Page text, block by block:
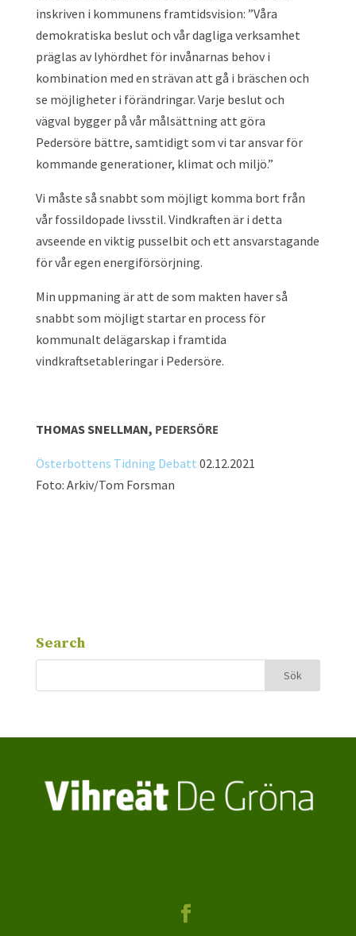
inskriven i kommunens framtidsvision: ”Våra
demokratiska beslut och vår dagliga verksamhet
präglas av lyhördhet för invånarnas behov i
kombination med en strävan att gå i bräschen och
se möjligheter i förändringar. Varje beslut och
vägval bygger på vår målsättning att göra
Pedersöre bättre, samtidigt som vi tar ansvar för
kommande generationer, klimat och miljö.”
Vi måste så snabbt som möjligt komma bort från
vår fossildopade livsstil. Vindkraften är i detta
avseende en viktig pusselbit och ett ansvarstagande
för vår egen energiförsörjning.
Min uppmaning är att de som makten haver så
snabbt som möjligt startar en process för
kommunalt delägarskap i framtida
vindkraftsetableringar i Pedersöre.
THOMAS SNELLMAN, PEDERSÖRE
Österbottens Tidning Debatt 02.12.2021
Foto: Arkiv/Tom Forsman
Search